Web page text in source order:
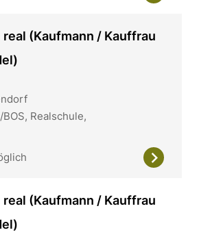
(Kaufmann / Kauffrau
Realschule,
(Kaufmann / Kauffrau